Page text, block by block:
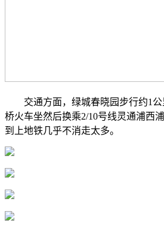
交通方面，绿城春晓园步行约1公
桥火车坐然后换乘2/10号线灵通浦西
到上地铁几乎不消走太多。